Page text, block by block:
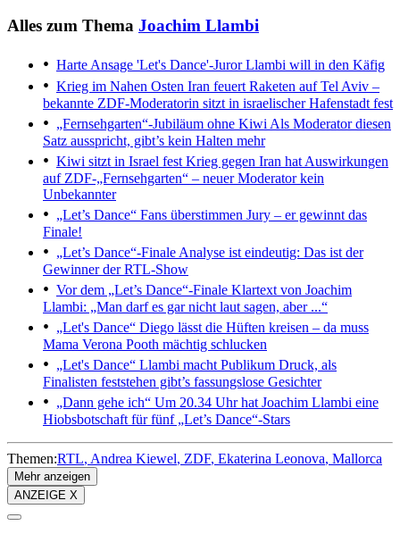
Alles zum Thema Joachim Llambi
Harte Ansage 'Let's Dance'-Juror Llambi will in den Käfig
Krieg im Nahen Osten Iran feuert Raketen auf Tel Aviv –
bekannte ZDF-Moderatorin sitzt in israelischer Hafenstadt fest
„Fernsehgarten“-Jubiläum ohne Kiwi Als Moderator diesen
Satz ausspricht, gibt’s kein Halten mehr
Kiwi sitzt in Israel fest Krieg gegen Iran hat Auswirkungen
auf ZDF-„Fernsehgarten“ – neuer Moderator kein
Unbekannter
„Let’s Dance“ Fans überstimmen Jury – er gewinnt das
Finale!
„Let’s Dance“-Finale Analyse ist eindeutig: Das ist der
Gewinner der RTL-Show
Vor dem „Let’s Dance“-Finale Klartext von Joachim
Llambi: „Man darf es gar nicht laut sagen, aber ...“
„Let's Dance“ Diego lässt die Hüften kreisen – da muss
Mama Verona Pooth mächtig schlucken
„Let's Dance“ Llambi macht Publikum Druck, als
Finalisten feststehen gibt’s fassungslose Gesichter
„Dann gehe ich“ Um 20.34 Uhr hat Joachim Llambi eine
Hiobsbotschaft für fünf „Let’s Dance“-Stars
Themen:RTL Andrea Kiewel ZDF Ekaterina Leonova Mallorca
Mehr anzeigen
ANZEIGE X